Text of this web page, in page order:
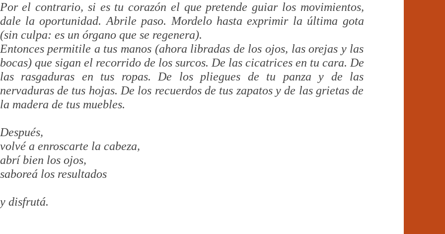
Por el contrario, si es tu corazón el que pretende guiar los movimientos,
dale la oportunidad. Abrile paso. Mordelo hasta exprimir la última gota
(sin culpa: es un órgano que se regenera).
Entonces permitile a tus manos (ahora libradas de los ojos, las orejas y las
bocas) que sigan el recorrido de los surcos. De las cicatrices en tu cara. De
las rasgaduras en tus ropas. De los pliegues de tu panza y de las
nervaduras de tus hojas. De los recuerdos de tus zapatos y de las grietas de
la madera de tus muebles.
Después,
volvé a enroscarte la cabeza,
abrí bien los ojos,
saboreá los resultados
y disfrutá.